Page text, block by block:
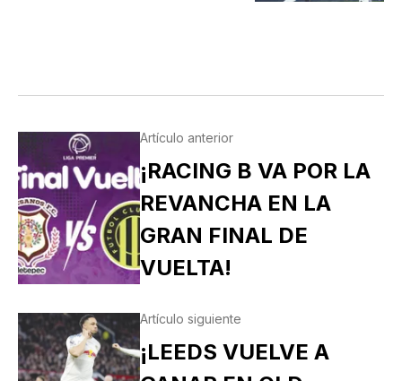
Artículo anterior
¡RACING B VA POR LA
REVANCHA EN LA
GRAN FINAL DE
VUELTA!
Artículo siguiente
¡LEEDS VUELVE A